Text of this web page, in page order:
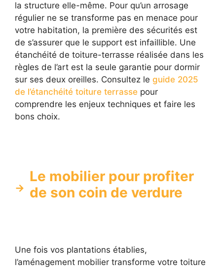
la structure elle-même. Pour qu’un arrosage
régulier ne se transforme pas en menace pour
votre habitation, la première des sécurités est
de s’assurer que le support est infaillible. Une
étanchéité de toiture-terrasse réalisée dans les
règles de l’art est la seule garantie pour dormir
sur ses deux oreilles. Consultez le guide 2025
de l’étanchéité toiture terrasse pour
comprendre les enjeux techniques et faire les
bons choix.
Le mobilier pour profiter
de son coin de verdure
Une fois vos plantations établies,
l’aménagement mobilier transforme votre toiture